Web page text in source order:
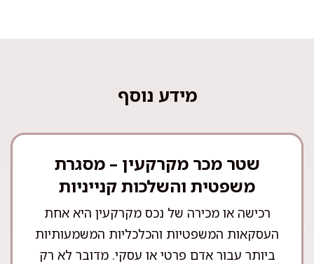
מידע נוסף
שטר מכר מקרקעין – מסגרת
משפטית והשלכות קנייניות
רכישה או מכירה של נכס מקרקעין היא אחת
העסקאות המשפטיות והכלכליות המשמעותיות
ביותר עבור אדם פרטי או עסקי. מדובר לא רק